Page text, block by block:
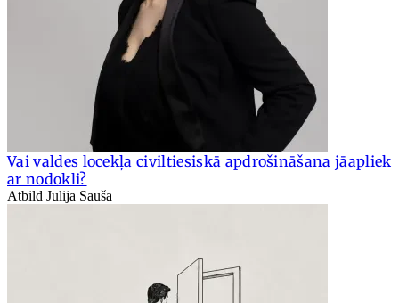
Vai valdes locekļa civiltiesiskā apdrošināšana jāapliek
ar nodokli?
Atbild Jūlija Sauša